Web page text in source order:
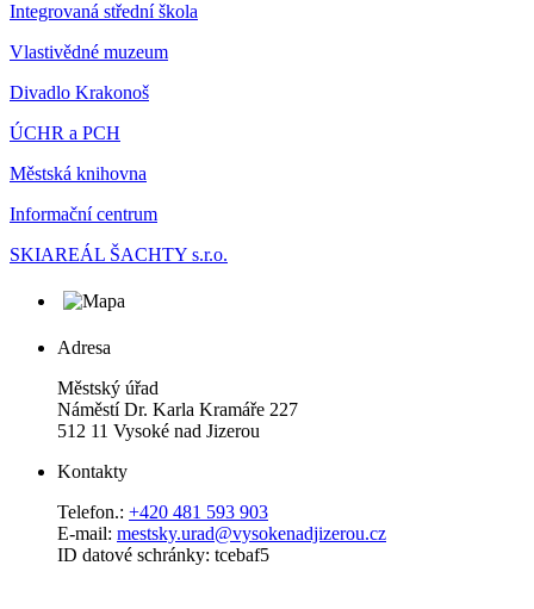
Integrovaná střední škola
Vlastivědné muzeum
Divadlo Krakonoš
ÚCHR a PCH
Městská knihovna
Informační centrum
SKIAREÁL ŠACHTY s.r.o.
Adresa
Městský úřad
Náměstí Dr. Karla Kramáře 227
512 11 Vysoké nad Jizerou
Kontakty
Telefon.: +420 481 593 903
E-mail: mestsky.urad@vysokenadjizerou.cz
ID datové schránky: tcebaf5